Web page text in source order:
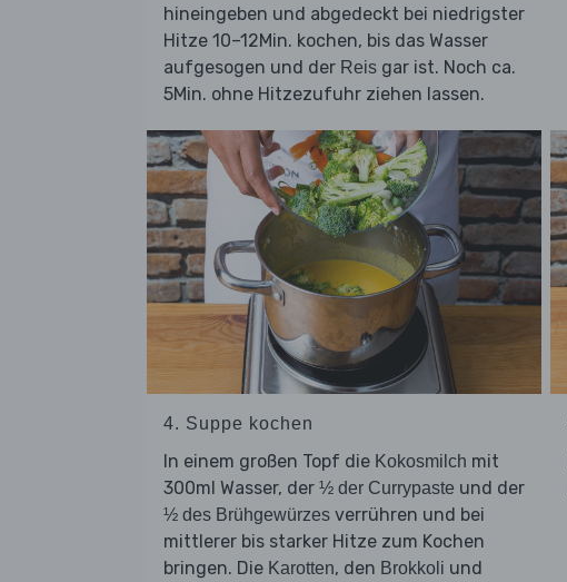
hineingeben und abgedeckt bei niedrigster
Hitze 10–12Min. kochen, bis das Wasser
aufgesogen und der Reis gar ist. Noch ca.
5Min. ohne Hitzezufuhr ziehen lassen.
4. Suppe kochen
In einem großen Topf die Kokosmilch mit
300ml Wasser, der ½ der Currypaste und der
½ des Brühgewürzes verrühren und bei
mittlerer bis starker Hitze zum Kochen
bringen. Die Karotten, den Brokkoli und